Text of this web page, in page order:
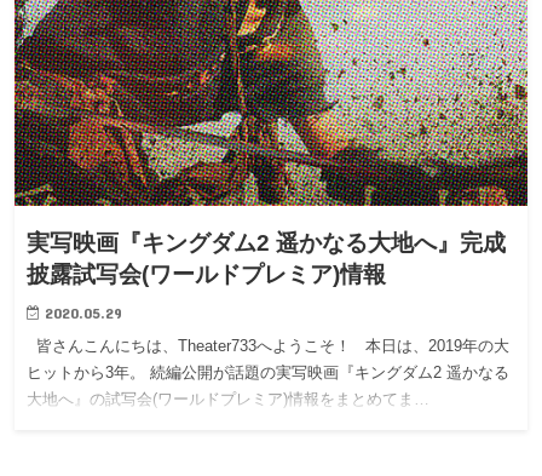
実写映画『キングダム2 遥かなる大地へ』完成
披露試写会(ワールドプレミア)情報
2020.05.29
皆さんこんにちは、Theater733へようこそ！ 本日は、2019年の大
ヒットから3年。 続編公開が話題の実写映画『キングダム2 遥かなる
大地へ』の試写会(ワールドプレミア)情報をまとめてま…